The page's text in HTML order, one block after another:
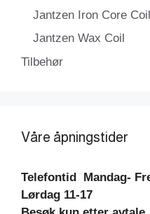
Jantzen Iron Core
Jantzen Wax Coil
Tilbehør
Våre åpningstider
Telefontid Mandag-
Lørdag 11-17